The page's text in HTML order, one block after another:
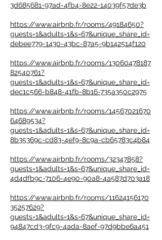
3d685681-97ad-4fb4-8e22-14039f57de3b
https://www.airbnb.fr/rooms/49184650?
guests=1&adults=1&s=67&unique_share_id=
debee779-1430-43bc-87a5-9b142514f120
https://www.airbnb.fr/rooms/13060478187
82540761?
guests=1&adults=1&s=67&unique_share_id=
dec1c566-b848-41fb-8b16-735a350c2975
https://www.airbnb.fr/rooms/14567021670
64689534?
guests=1&adults=1&s=67&unique_share_id=
8b35369c-cd83-4ef9-8c9a-cb65783c4b84
https://www.airbnb.fr/rooms/32347858?
guests=1&adults=1&s=67&unique_share_id=
4d4dfb9c-7106-4e90-90a8-4a587d703a18
https://www.airbnb.fr/rooms/11624156170
35257629?
guests=1&adults=1&s=67&unique_share_id=
94847cd3-9fc9-4ada-8aef-97d9bbe6a451